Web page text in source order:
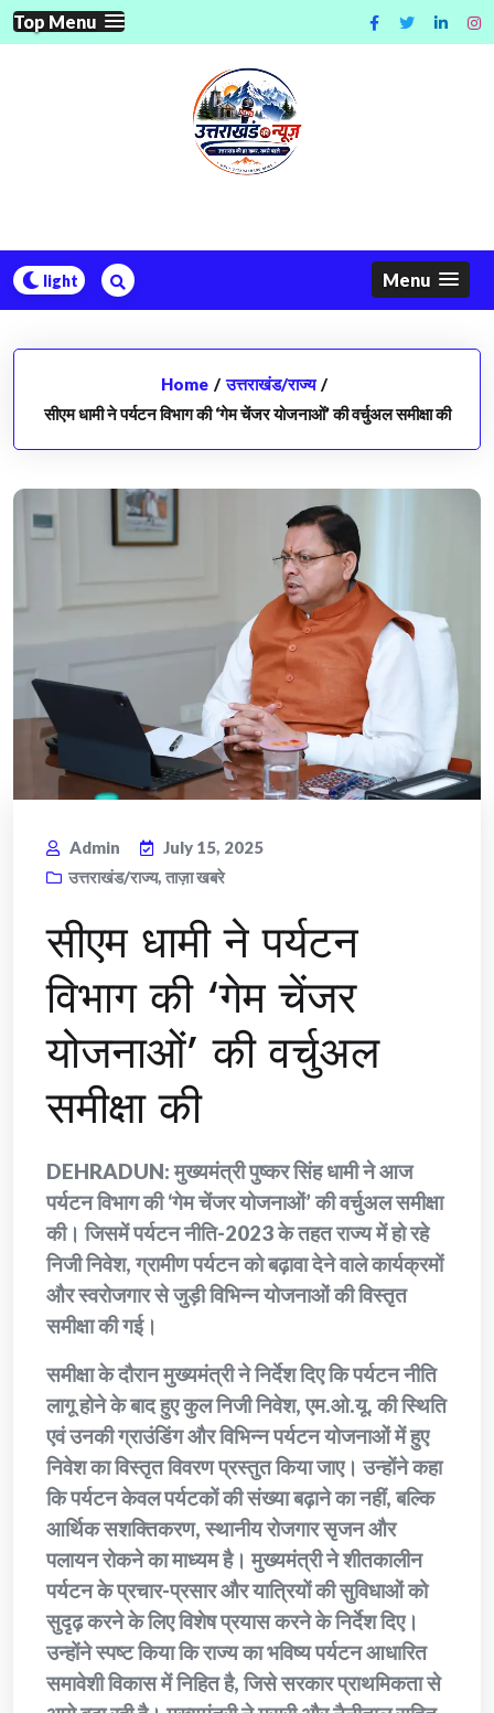
Skip
to
Top Menu
Menu
Home / उत्तराखंड/राज्य /
सीएम धामी ने पर्यटन विभाग की ‘गेम चेंजर योजनाओं’ की वर्चुअल समीक्षा की
Admin
July 15, 2025
उत्तराखंड/राज्य, ताज़ा खबरे
सीएम धामी ने पर्यटन
विभाग की ‘गेम चेंजर
योजनाओं’ की वर्चुअल
समीक्षा की
DEHRADUN: मुख्यमंत्री पुष्कर सिंह धामी ने आज
पर्यटन विभाग की ‘गेम चेंजर योजनाओं’ की वर्चुअल समीक्षा
की। जिसमें पर्यटन नीति-2023 के तहत राज्य में हो रहे
निजी निवेश, ग्रामीण पर्यटन को बढ़ावा देने वाले कार्यक्रमों
और स्वरोजगार से जुड़ी विभिन्न योजनाओं की विस्तृत
समीक्षा की गई।
समीक्षा के दौरान मुख्यमंत्री ने निर्देश दिए कि पर्यटन नीति
लागू होने के बाद हुए कुल निजी निवेश, एम.ओ.यू. की स्थिति
एवं उनकी ग्राउंडिंग और विभिन्न पर्यटन योजनाओं में हुए
निवेश का विस्तृत विवरण प्रस्तुत किया जाए। उन्होंने कहा
कि पर्यटन केवल पर्यटकों की संख्या बढ़ाने का नहीं, बल्कि
आर्थिक सशक्तिकरण, स्थानीय रोजगार सृजन और
पलायन रोकने का माध्यम है। मुख्यमंत्री ने शीतकालीन
पर्यटन के प्रचार-प्रसार और यात्रियों की सुविधाओं को
सुदृढ़ करने के लिए विशेष प्रयास करने के निर्देश दिए।
उन्होंने स्पष्ट किया कि राज्य का भविष्य पर्यटन आधारित
समावेशी विकास में निहित है, जिसे सरकार प्राथमिकता से